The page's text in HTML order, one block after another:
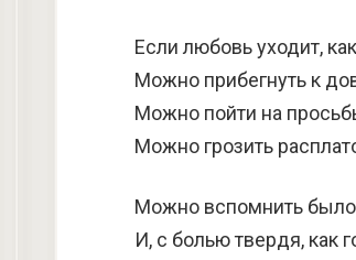
Если любовь уходит,
Можно прибегнуть к
Можно пойти на
Можно грозить
Можно вспомнить
И, с болью твердя, как